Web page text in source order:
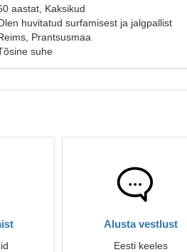
aastat, Kaksikud
huvitatud surfamisest ja jalgpallist
Prantsusmaa
suhe
Alusta vestlust
Eesti keeles